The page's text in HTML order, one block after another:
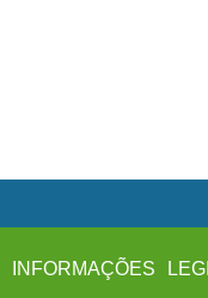
INFORMAÇÕES